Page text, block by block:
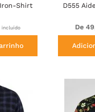
Iron-Shirt
incluído
D555
De